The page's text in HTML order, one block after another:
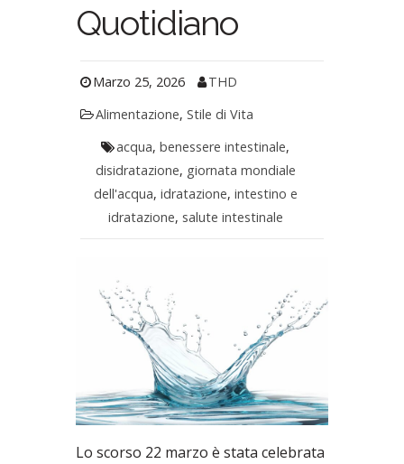
Quotidiano
Marzo 25, 2026
THD
Alimentazione, Stile di Vita
acqua,benessere intestinale,
disidratazione, giornata mondiale
dell'acqua, idratazione, intestino e
idratazione, salute intestinale
Lo scorso 22 marzo è stata celebrata